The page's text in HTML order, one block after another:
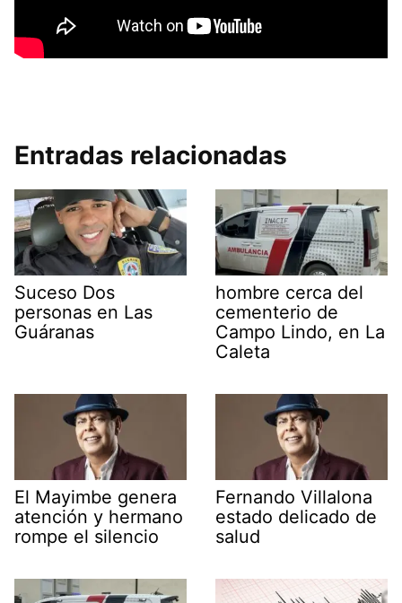
Entradas relacionadas
Suceso Dos
personas en Las
Guáranas
hombre cerca del
cementerio de
Campo Lindo, en La
Caleta
El Mayimbe genera
atención y hermano
rompe el silencio
Fernando Villalona
estado delicado de
salud